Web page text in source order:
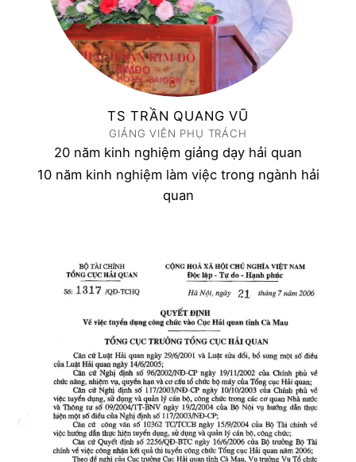
TS TRẦN QUANG VŨ
GIẢNG VIÊN PHỤ TRÁCH
20 năm kinh nghiệm giảng dạy hải quan
10 năm kinh nghiệm làm việc trong ngành hải
quan